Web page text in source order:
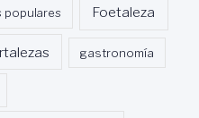
populares Foetaleza
gastronomía